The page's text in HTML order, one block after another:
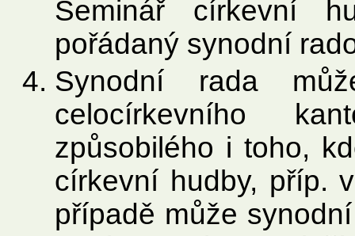
Seminář církevní
pořádaný synodní
Synodní rada
celocírkevního
způsobilého i toho,
církevní hudby, příp.
případě může